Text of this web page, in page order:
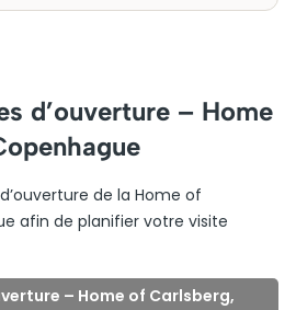
d’ouverture – Home
de la Home of
afin de planifier votre visite
– Home of Carlsberg,